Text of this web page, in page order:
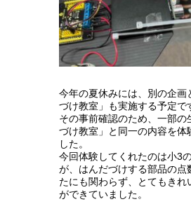
今年の夏休みには、別の企画
づけ教室」も実施する予定で
その事前確認のため、一部の
づけ教室」と同一の内容を体
した。
今回体験してくれたのは小3
が、はんだづけする部品の点
たにも関わらず、とてもきれ
ができていました。